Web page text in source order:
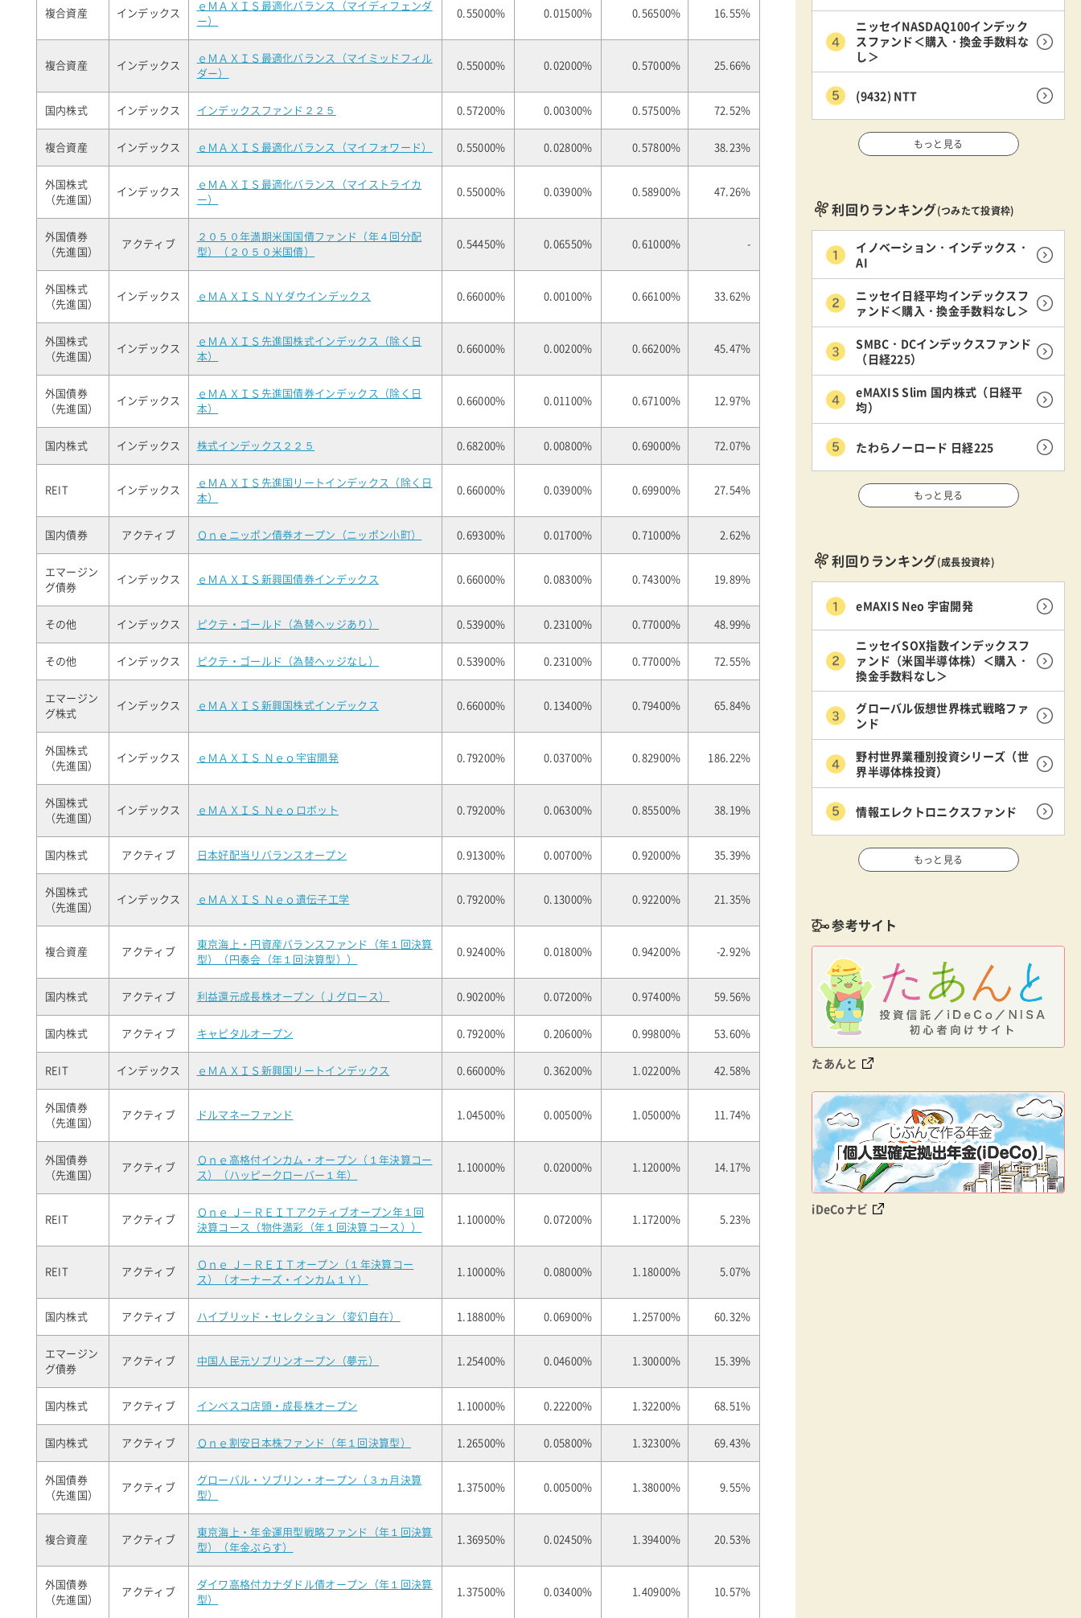
複合資産 インデックス
ｅＭＡＸＩＳ最適化バランス（マイディフェンダ
ー）
0.55000% 0.01500% 0.56500% 16.55%
複合資産 インデックス
ｅＭＡＸＩＳ最適化バランス（マイミッドフィル
ダー）
0.55000% 0.02000% 0.57000% 25.66%
国内株式 インデックス インデックスファンド２２５ 0.57200% 0.00300% 0.57500% 72.52%
複合資産 インデックス ｅＭＡＸＩＳ最適化バランス（マイフォワード） 0.55000% 0.02800% 0.57800% 38.23%
外国株式
（先進国）
インデックス
ｅＭＡＸＩＳ最適化バランス（マイストライカ
ー）
0.55000% 0.03900% 0.58900% 47.26%
外国債券
（先進国）
アクティブ
２０５０年満期米国国債ファンド（年４回分配
型）（２０５０米国債）
0.54450% 0.06550% 0.61000% -
外国株式
（先進国）
インデックス ｅＭＡＸＩＳ ＮＹダウインデックス 0.66000% 0.00100% 0.66100% 33.62%
外国株式
（先進国）
インデックス
ｅＭＡＸＩＳ先進国株式インデックス（除く日
本）
0.66000% 0.00200% 0.66200% 45.47%
外国債券
（先進国）
インデックス
ｅＭＡＸＩＳ先進国債券インデックス（除く日
本）
0.66000% 0.01100% 0.67100% 12.97%
国内株式 インデックス 株式インデックス２２５ 0.68200% 0.00800% 0.69000% 72.07%
REIT インデックス
ｅＭＡＸＩＳ先進国リートインデックス（除く日
本）
0.66000% 0.03900% 0.69900% 27.54%
国内債券 アクティブ Ｏｎｅニッポン債券オープン（ニッポン小町） 0.69300% 0.01700% 0.71000% 2.62%
エマージン
グ債券
インデックス ｅＭＡＸＩＳ新興国債券インデックス 0.66000% 0.08300% 0.74300% 19.89%
その他 インデックス ピクテ・ゴールド（為替ヘッジあり） 0.53900% 0.23100% 0.77000% 48.99%
その他 インデックス ピクテ・ゴールド（為替ヘッジなし） 0.53900% 0.23100% 0.77000% 72.55%
エマージン
グ株式
インデックス ｅＭＡＸＩＳ新興国株式インデックス 0.66000% 0.13400% 0.79400% 65.84%
外国株式
（先進国）
インデックス ｅＭＡＸＩＳ Ｎｅｏ宇宙開発 0.79200% 0.03700% 0.82900% 186.22%
外国株式
（先進国）
インデックス ｅＭＡＸＩＳ Ｎｅｏロボット 0.79200% 0.06300% 0.85500% 38.19%
国内株式 アクティブ 日本好配当リバランスオープン 0.91300% 0.00700% 0.92000% 35.39%
外国株式
（先進国）
インデックス ｅＭＡＸＩＳ Ｎｅｏ遺伝子工学 0.79200% 0.13000% 0.92200% 21.35%
複合資産 アクティブ
東京海上・円資産バランスファンド（年１回決算
型）（円奏会（年１回決算型））
0.92400% 0.01800% 0.94200% -2.92%
国内株式 アクティブ 利益還元成長株オープン（Ｊグロース） 0.90200% 0.07200% 0.97400% 59.56%
国内株式 アクティブ キャピタルオープン 0.79200% 0.20600% 0.99800% 53.60%
REIT インデックス ｅＭＡＸＩＳ新興国リートインデックス 0.66000% 0.36200% 1.02200% 42.58%
外国債券
（先進国）
アクティブ ドルマネーファンド 1.04500% 0.00500% 1.05000% 11.74%
外国債券
（先進国）
アクティブ
Ｏｎｅ高格付インカム・オープン（１年決算コー
ス）（ハッピークローバー１年）
1.10000% 0.02000% 1.12000% 14.17%
REIT アクティブ
Ｏｎｅ Ｊ－ＲＥＩＴアクティブオープン年１回
決算コース（物件満彩（年１回決算コース））
1.10000% 0.07200% 1.17200% 5.23%
REIT アクティブ
Ｏｎｅ Ｊ－ＲＥＩＴオープン（１年決算コー
ス）（オーナーズ・インカム１Ｙ）
1.10000% 0.08000% 1.18000% 5.07%
国内株式 アクティブ ハイブリッド・セレクション（変幻自在） 1.18800% 0.06900% 1.25700% 60.32%
エマージン
グ債券
アクティブ 中国人民元ソブリンオープン（夢元） 1.25400% 0.04600% 1.30000% 15.39%
国内株式 アクティブ インベスコ店頭・成長株オープン 1.10000% 0.22200% 1.32200% 68.51%
国内株式 アクティブ Ｏｎｅ割安日本株ファンド（年１回決算型） 1.26500% 0.05800% 1.32300% 69.43%
外国債券
（先進国）
アクティブ
グローバル・ソブリン・オープン（３ヵ月決算
型）
1.37500% 0.00500% 1.38000% 9.55%
複合資産 アクティブ
東京海上・年金運用型戦略ファンド（年１回決算
型）（年金ぷらす）
1.36950% 0.02450% 1.39400% 20.53%
外国債券
（先進国）
アクティブ
ダイワ高格付カナダドル債オープン（年１回決算
型）
1.37500% 0.03400% 1.40900% 10.57%
ニッセイNASDAQ100インデック
スファンド＜購入・換金手数料な
し＞
(9432) NTT
もっと見る
利回りランキング(つみたて投資枠)
イノベーション・インデックス・
AI
ニッセイ日経平均インデックスフ
ァンド＜購入・換金手数料なし＞
SMBC・DCインデックスファンド
（日経225）
eMAXIS Slim 国内株式（日経平
均）
たわらノーロード 日経225
もっと見る
利回りランキング(成長投資枠)
eMAXIS Neo 宇宙開発
ニッセイSOX指数インデックスフ
ァンド（米国半導体株）＜購入・
換金手数料なし＞
グローバル仮想世界株式戦略ファ
ンド
野村世界業種別投資シリーズ（世
界半導体株投資）
情報エレクトロニクスファンド
もっと見る
参考サイト
たあんと
iDeCoナビ